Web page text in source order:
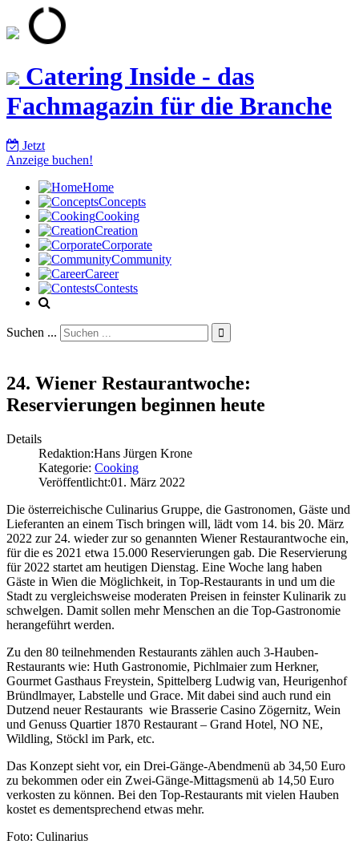
Catering Inside - das
Fachmagazin für die Branche
Jetzt
Anzeige buchen!
Home
Concepts
Cooking
Creation
Corporate
Community
Career
Contests
Suchen ... 
24. Wiener Restaurantwoche:
Reservierungen beginnen heute
Details
Redaktion:Hans Jürgen Krone
Kategorie: Cooking
Veröffentlicht:01. März 2022
Die österreichische Culinarius Gruppe, die Gastronomen, Gäste und
Lieferanten an einem Tisch bringen will, lädt vom 14. bis 20. März
2022 zur 24. wieder zur so genannten Wiener Restaurantwoche ein,
für die es 2021 etwa 15.000 Reservierungen gab. Die Reservierung
für 2022 startet am heutigen Dienstag. Eine Woche lang haben
Gäste in Wien die Möglichkeit, in Top-Restaurants in und um die
Stadt zu vergleichsweise moderaten Preisen in feinster Kulinarik zu
schwelgen. Damit sollen mehr Menschen an die Top-Gastronomie
herangeführt werden.
Zu den 80 teilnehmenden Restaurants zählen auch 3-Hauben-
Restaurants wie: Huth Gastronomie, Pichlmaier zum Herkner,
Gourmet Gasthaus Freystein, Spittelberg Ludwig van, Heurigenhof
Bründlmayer, Labstelle und Grace. Mit dabei sind auch rund ein
Dutzend neuer Restaurants wie Brasserie Casino Zögernitz, Wein
und Genuss Quartier 1870 Restaurant – Grand Hotel, NO NE,
Wildling, Stöckl im Park, etc.
Das Konzept sieht vor, ein Drei-Gänge-Abendmenü ab 34,50 Euro
zu bekommen oder ein Zwei-Gänge-Mittagsmenü ab 14,50 Euro
verkosten zu können. Bei den Top-Restaurants mit vielen Hauben
kostet es dementsprechend etwas mehr.
Foto: Culinarius